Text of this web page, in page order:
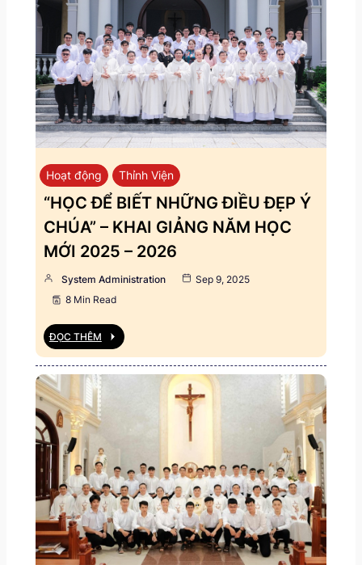
Hoạt động Thỉnh Viện
“HỌC ĐỂ BIẾT NHỮNG ĐIỀU ĐẸP Ý
CHÚA” – KHAI GIẢNG NĂM HỌC
MỚI 2025 – 2026
System Administration
Sep 9, 2025
8 Min Read
ĐỌC THÊM